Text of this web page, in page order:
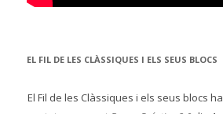
EL FIL DE LES CLÀSSIQUES I ELS SEUS BLOCS
El Fil de les Clàssiques i els seus blocs ha